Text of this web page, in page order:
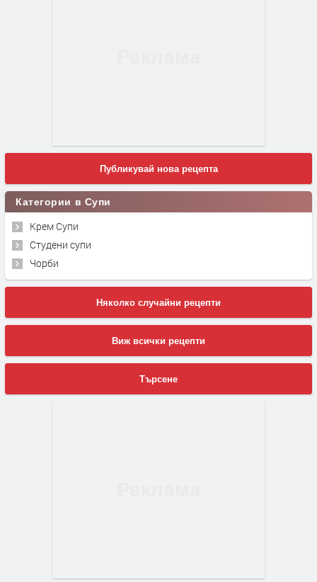
Публикувай нова рецепта
Категории в Супи
Крем Супи
Студени супи
Чорби
Няколко случайни рецепти
Виж всички рецепти
Търсене